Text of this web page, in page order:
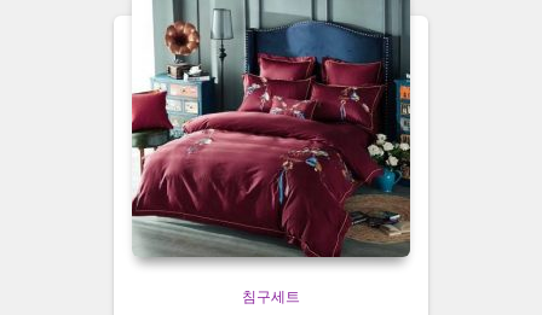
침구세트